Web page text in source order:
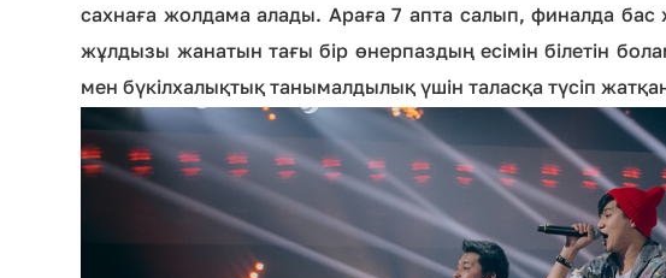
сахнаға жолдама алады. Араға 7 апта салып, финалда бас
жұлдызы жанатын тағы бір өнерпаздың есімін білетін
мен бүкілхалықтық танымалдылық үшін таласқа түсіп